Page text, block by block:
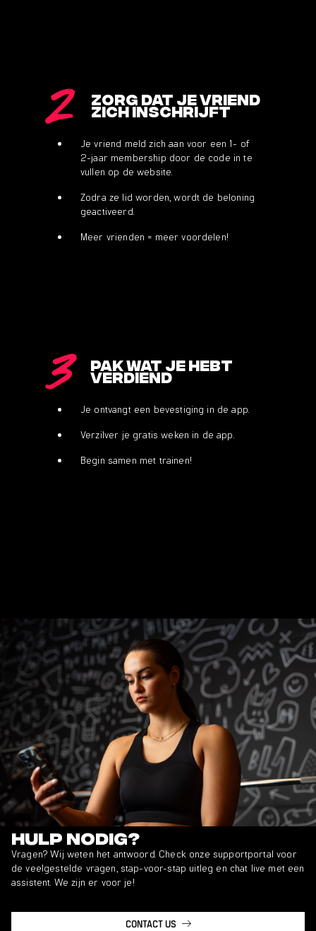
2 Zorg dat je vriend
zich inschrijft
Je vriend meld zich aan voor een 1- of
2-jaar membership door de code in te
vullen op de website.
Zodra ze lid worden, wordt de beloning
geactiveerd.
Meer vrienden = meer voordelen!
3 Pak wat je hebt
verdiend
Je ontvangt een bevestiging in de app.
Verzilver je gratis weken in de app.
Begin samen met trainen!
Hulp nodig?
Vragen? Wij weten het antwoord. Check onze supportportal voor
de veelgestelde vragen, stap-voor-stap uitleg en chat live met een
assistent. We zijn er voor je!
CONTACT US